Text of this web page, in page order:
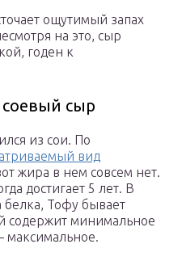
ощутимый запах
на это, сыр
годен к
сыр
из сои. По
вид
жира в нем совсем нет.
достигает 5 лет. В
белка, Тофу бывает
содержит минимальное
максимальное.